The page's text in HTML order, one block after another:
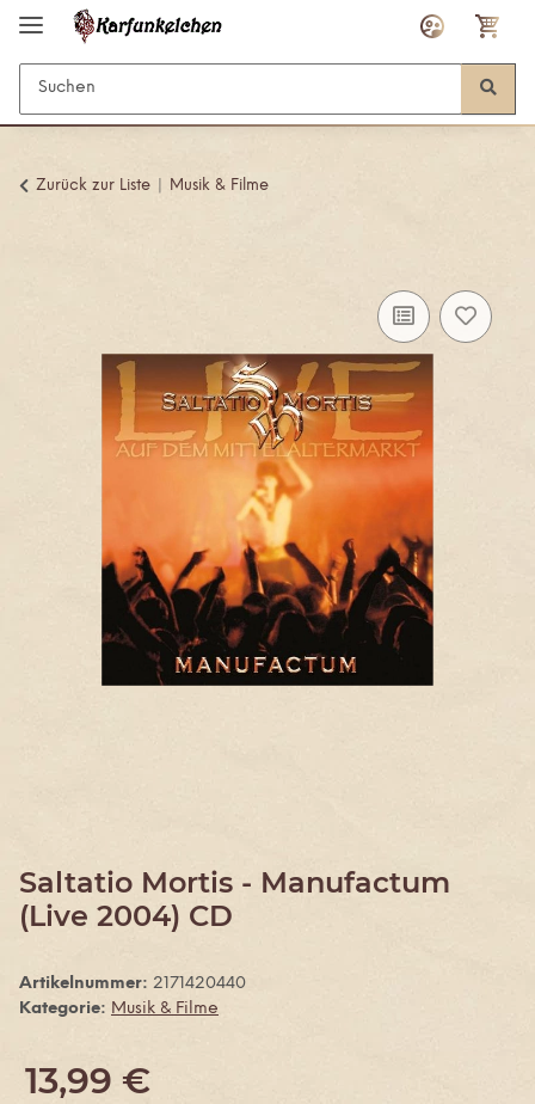
Zurück zur Liste Musik & Filme
Saltatio Mortis - Manufactum
(Live 2004) CD
Artikelnummer: 2171420440
Kategorie: Musik & Filme
13,99 €